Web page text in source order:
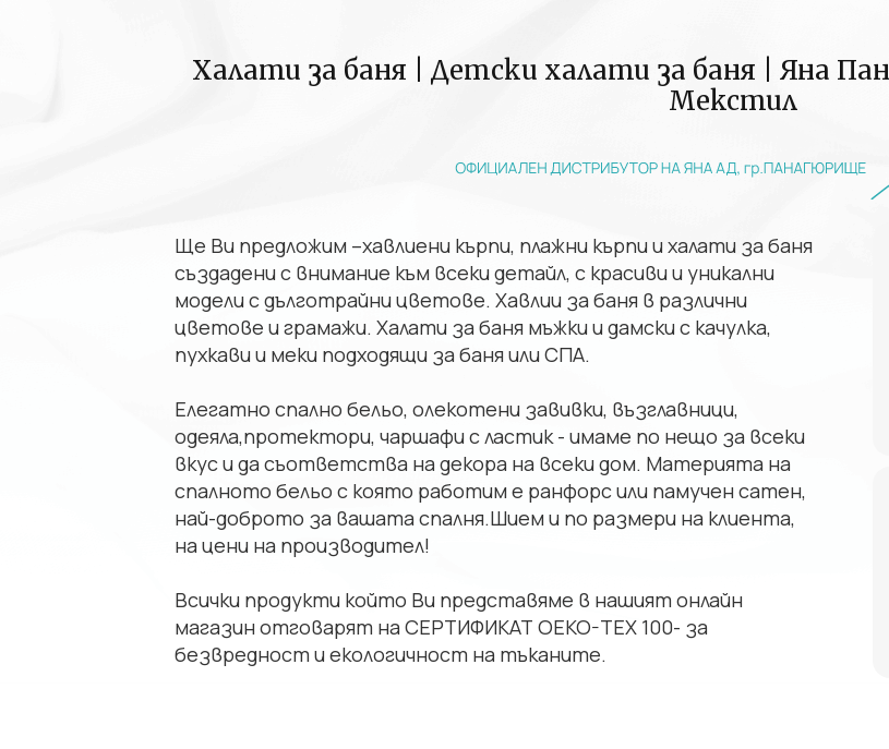
Халати за баня | Детски халати за баня | Яна
Мекстил
Ще Ви предложим –хавлиени кърпи, плажни кърпи и халати за баня
създадени с внимание към всеки детайл, с красиви и уникални
модели с дълготрайни цветове. Хавлии за баня в различни
цветове и грамажи. Халати за баня мъжки и дамски с качулка,
пухкави и меки подходящи за баня или СПА.
Елегатно спално бельо, олекотени завивки, възглавници,
одеяла,протектори, чаршафи с ластик - имаме по нещо за всеки
вкус и да съответства на декора на всеки дом. Материята на
спалното бельо с която работим е ранфорс или памучен сатен,
най-доброто за вашата спалня.Шием и по размери на клиента,
на цени на производител!
Всички продукти който Ви представяме в нашият онлайн
магазин отговарят на СЕРТИФИКАТ OEKO-TEX 100- за
безвредност и екологичност на тъканите.